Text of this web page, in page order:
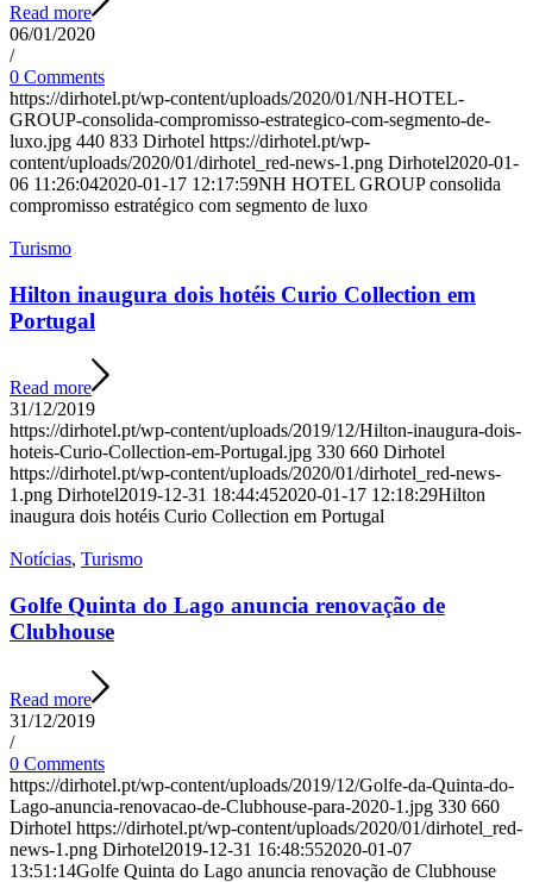
Read more
06/01/2020
/
0 Comments
https://dirhotel.pt/wp-content/uploads/2020/01/NH-HOTEL-
GROUP-consolida-compromisso-estrategico-com-segmento-de-
luxo.jpg 440 833 Dirhotel https://dirhotel.pt/wp-
content/uploads/2020/01/dirhotel_red-news-1.png Dirhotel2020-01-
06 11:26:042020-01-17 12:17:59NH HOTEL GROUP consolida
compromisso estratégico com segmento de luxo
Turismo
Hilton inaugura dois hotéis Curio Collection em
Portugal
Read more
31/12/2019
https://dirhotel.pt/wp-content/uploads/2019/12/Hilton-inaugura-dois-
hoteis-Curio-Collection-em-Portugal.jpg 330 660 Dirhotel
https://dirhotel.pt/wp-content/uploads/2020/01/dirhotel_red-news-
1.png Dirhotel2019-12-31 18:44:452020-01-17 12:18:29Hilton
inaugura dois hotéis Curio Collection em Portugal
Notícias, Turismo
Golfe Quinta do Lago anuncia renovação de
Clubhouse
Read more
31/12/2019
/
0 Comments
https://dirhotel.pt/wp-content/uploads/2019/12/Golfe-da-Quinta-do-
Lago-anuncia-renovacao-de-Clubhouse-para-2020-1.jpg 330 660
Dirhotel https://dirhotel.pt/wp-content/uploads/2020/01/dirhotel_red-
news-1.png Dirhotel2019-12-31 16:48:552020-01-07
13:51:14Golfe Quinta do Lago anuncia renovação de Clubhouse